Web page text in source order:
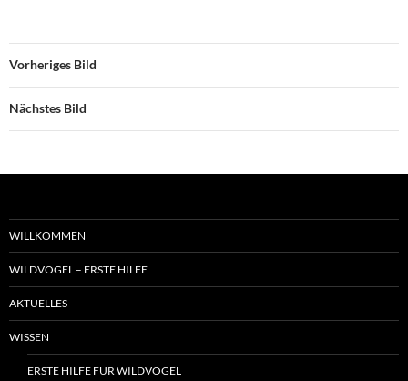
Vorheriges Bild
Nächstes Bild
WILLKOMMEN
WILDVOGEL – ERSTE HILFE
AKTUELLES
WISSEN
ERSTE HILFE FÜR WILDVÖGEL